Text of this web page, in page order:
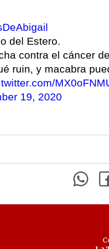
del Estero.
contra el cáncer
ruin, y macabra
19, 2020